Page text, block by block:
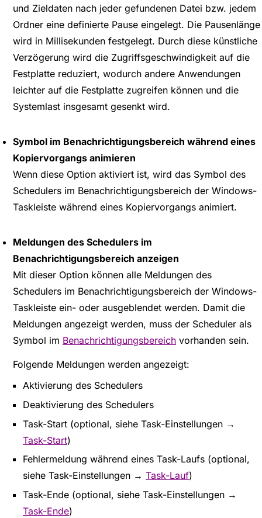
und Zieldaten nach jeder gefundenen Datei bzw. jedem
Ordner eine definierte Pause eingelegt. Die Pausenlänge
wird in Millisekunden festgelegt. Durch diese künstliche
Verzögerung wird die Zugriffsgeschwindigkeit auf die
Festplatte reduziert, wodurch andere Anwendungen
leichter auf die Festplatte zugreifen können und die
Systemlast insgesamt gesenkt wird.
Symbol im Benachrichtigungsbereich während eines
Kopiervorgangs animieren
Wenn diese Option aktiviert ist, wird das Symbol des
Schedulers im Benachrichtigungsbereich der Windows-
Taskleiste während eines Kopiervorgangs animiert.
Meldungen des Schedulers im
Benachrichtigungsbereich anzeigen
Mit dieser Option können alle Meldungen des
Schedulers im Benachrichtigungsbereich der Windows-
Taskleiste ein- oder ausgeblendet werden. Damit die
Meldungen angezeigt werden, muss der Scheduler als
Symbol im Benachrichtigungsbereich vorhanden sein.
Folgende Meldungen werden angezeigt:
Aktivierung des Schedulers
Deaktivierung des Schedulers
Task-Start (optional, siehe Task-Einstellungen →
Task-Start)
Fehlermeldung während eines Task-Laufs (optional,
siehe Task-Einstellungen → Task-Lauf)
Task-Ende (optional, siehe Task-Einstellungen →
Task-Ende)